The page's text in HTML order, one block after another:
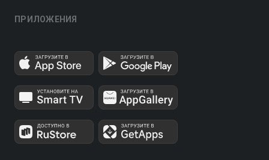
ПРИЛОЖЕНИЯ